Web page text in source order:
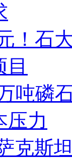
！石
吨磷
压力
克斯